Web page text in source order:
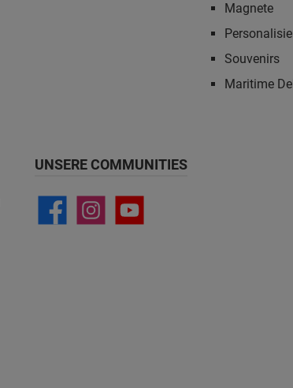
Magnete
Souvenirs
Maritime
UNSERE COMMUNITIES